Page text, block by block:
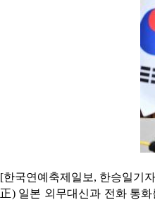
[한국연예축제일보, 한승일기
正) 일본 외무대신과 전화 통